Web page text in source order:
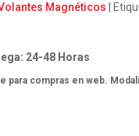
Magnéticos
24-48 Horas
para compras en web.